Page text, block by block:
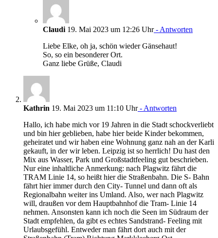
Claudi 19. Mai 2023 um 12:26 Uhr- Antworten
Liebe Elke, oh ja, schön wieder Gänsehaut!
So, so ein besonderer Ort.
Ganz liebe Grüße, Claudi
Kathrin 19. Mai 2023 um 11:10 Uhr- Antworten
Hallo, ich habe mich vor 19 Jahren in die Stadt schockverliebt
und bin hier geblieben, habe hier beide Kinder bekommen,
geheiratet und wir haben eine Wohnung ganz nah an der Karli
gekauft, in der wir leben. Leipzig ist so herrlich! Du hast den
Mix aus Wasser, Park und Großstadtfeeling gut beschrieben.
Nur eine inhaltliche Anmerkung: nach Plagwitz fährt die
TRAM Linie 14, so heißt hier die Straßenbahn. Die S- Bahn
fährt hier immer durch den City- Tunnel und dann oft als
Regionalbahn weiter ins Umland. Also, wer nach Plagwitz
will, draußen vor dem Hauptbahnhof die Tram- Linie 14
nehmen. Ansonsten kann ich noch die Seen im Südraum der
Stadt empfehlen, da gibt es echtes Sandstrand- Feeling mit
Urlaubsgefühl. Entweder man fährt dort auch mit der